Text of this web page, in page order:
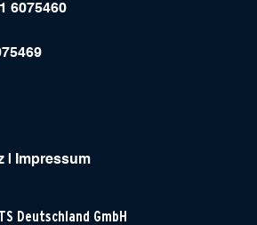
6075460
Impressum
Deutschland GmbH